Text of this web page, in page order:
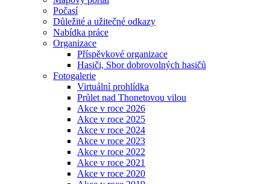
Počasí
Důležité a užitečné odkazy
Nabídka práce
Organizace
Příspěvkové organizace
Hasiči, Sbor dobrovolných hasičů
Fotogalerie
Virtuální prohlídka
Průlet nad Thonetovou vilou
Akce v roce 2026
Akce v roce 2025
Akce v roce 2024
Akce v roce 2023
Akce v roce 2022
Akce v roce 2021
Akce v roce 2020